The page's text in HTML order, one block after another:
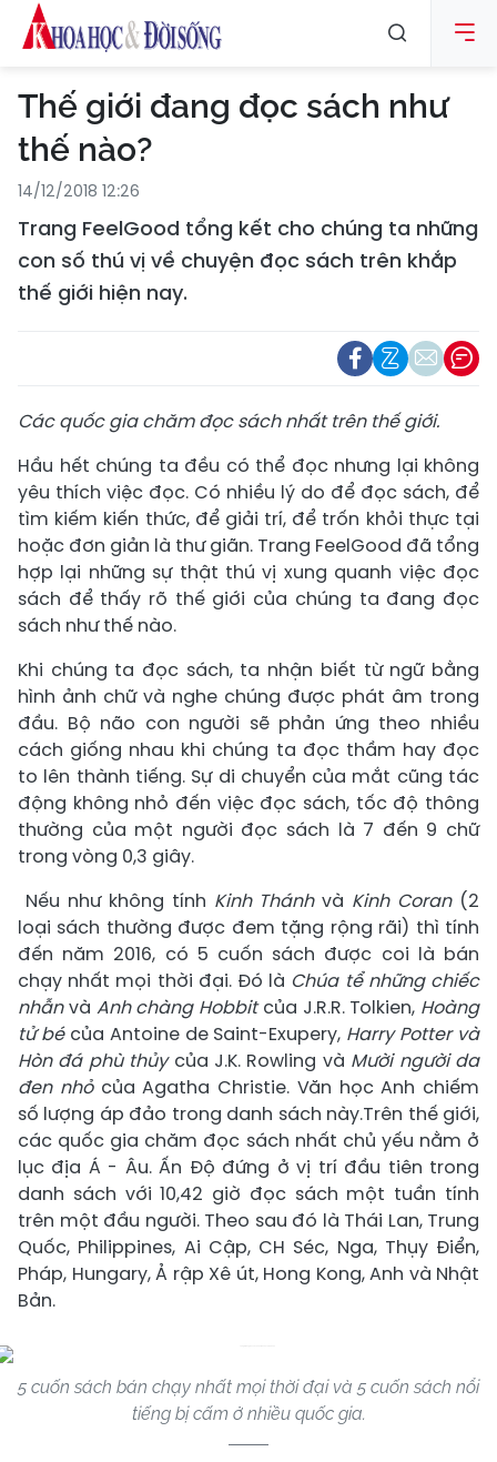
Thế giới đang đọc sách như
thế nào?
14/12/2018 12:26
Trang FeelGood tổng kết cho chúng ta những
con số thú vị về chuyện đọc sách trên khắp
thế giới hiện nay.
Các quốc gia chăm đọc sách nhất trên thế giới.
Hầu hết chúng ta đều có thể đọc nhưng lại không
yêu thích việc đọc. Có nhiều lý do để đọc sách, để
tìm kiếm kiến thức, để giải trí, để trốn khỏi thực tại
hoặc đơn giản là thư giãn. Trang FeelGood đã tổng
hợp lại những sự thật thú vị xung quanh việc đọc
sách để thấy rõ thế giới của chúng ta đang đọc
sách như thế nào.
Khi chúng ta đọc sách, ta nhận biết từ ngữ bằng
hình ảnh chữ và nghe chúng được phát âm trong
đầu. Bộ não con người sẽ phản ứng theo nhiều
cách giống nhau khi chúng ta đọc thầm hay đọc
to lên thành tiếng. Sự di chuyển của mắt cũng tác
động không nhỏ đến việc đọc sách, tốc độ thông
thường của một người đọc sách là 7 đến 9 chữ
trong vòng 0,3 giây.
Nếu như không tính Kinh Thánhvà Kinh Coran(2
loại sách thường được đem tặng rộng rãi) thì tính
đến năm 2016, có 5 cuốn sách được coi là bán
chạy nhất mọi thời đại. Đó là Chúa tể những chiếc
nhẫnvà Anh chàng Hobbitcủa J.R.R. Tolkien, Hoàng
tử bé của Antoine de Saint-Exupery, Harry Potter và
Hòn đá phù thủy của J.K. Rowling và Mười người da
đen nhỏcủa Agatha Christie. Văn học Anh chiếm
số lượng áp đảo trong danh sách này.Trên thế giới,
các quốc gia chăm đọc sách nhất chủ yếu nằm ở
lục địa Á - Âu. Ấn Độ đứng ở vị trí đầu tiên trong
danh sách với 10,42 giờ đọc sách một tuần tính
trên một đầu người. Theo sau đó là Thái Lan, Trung
Quốc, Philippines, Ai Cập, CH Séc, Nga, Thụy Điển,
Pháp, Hungary, Ả rập Xê út, Hong Kong, Anh và Nhật
Bản.
5 cuốn sách bán chạy nhất mọi thời đại và 5 cuốn sách nổi
tiếng bị cấm ở nhiều quốc gia.